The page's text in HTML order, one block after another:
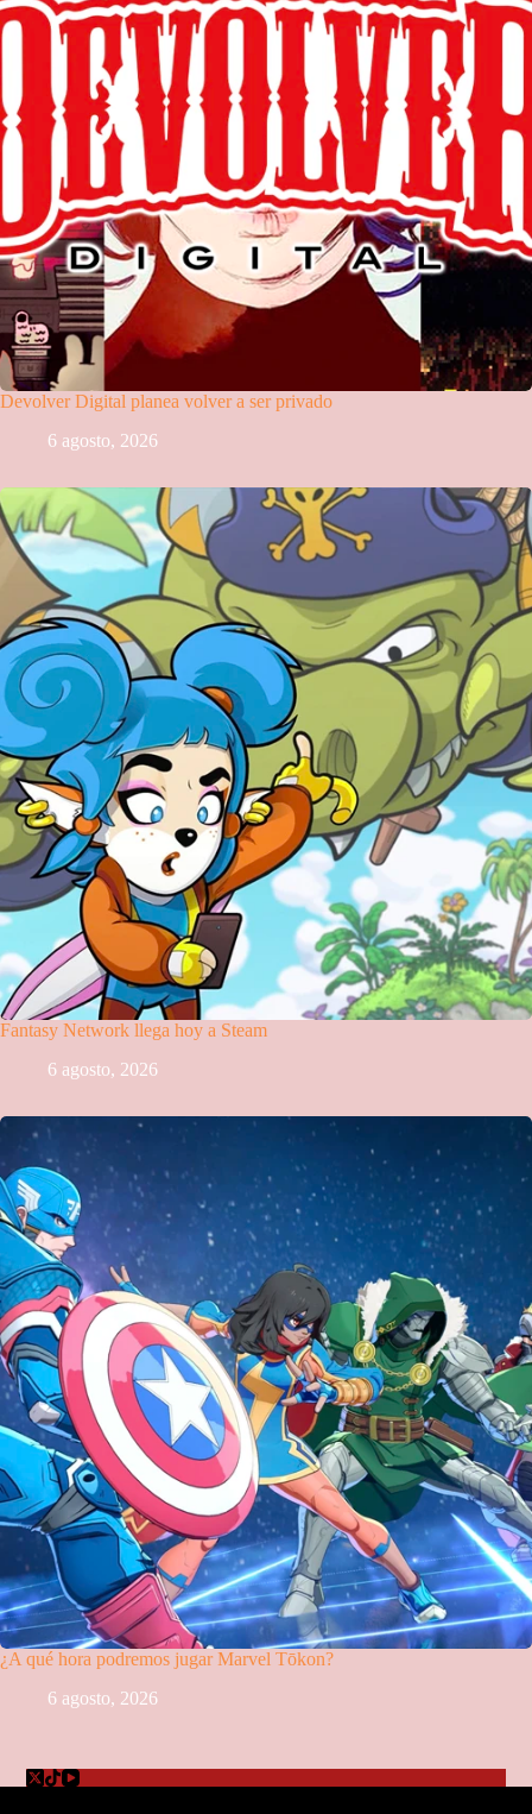
Devolver Digital planea volver a ser privado
6 agosto, 2026
Fantasy Network llega hoy a Steam
6 agosto, 2026
¿A qué hora podremos jugar Marvel Tōkon?
6 agosto, 2026